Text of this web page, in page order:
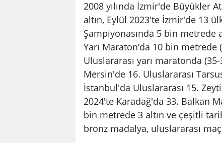
2008 yılında İzmir'de Büyükler
altın, Eylül 2023'te İzmir'de 13
Şampiyonasında 5 bin metrede
Yarı Maraton’da 10 bin metrede
Uluslararası yarı maratonda
Mersin'de 16. Uluslararası
İstanbul'da Uluslararası 15.
2024'te Karadağ'da 33. Balkan
bin metrede 3 altın ve çeşitli
bronz madalya, uluslararası